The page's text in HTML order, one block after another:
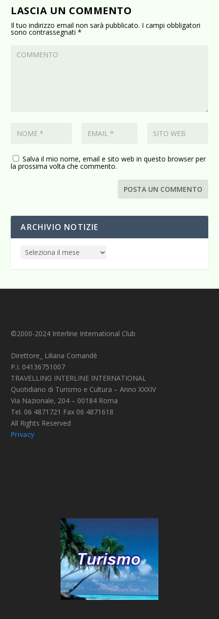
LASCIA UN COMMENTO
Il tuo indirizzo email non sarà pubblicato. I campi obbligatori
sono contrassegnati*
Salva il mio nome, email e sito web in questo browser per
la prossima volta che commento.
ARCHIVIO NOTIZIE
©2000-2024 Interline International Club
Direttore_ Liliana Comandè
P.I. 04136751007
TRAVELLING INTERLINE INTERNATIONAL
Quotidiano di Turismo e Cultura – Anno XXXIV
Via Nazionale, 204 – 00184 Roma
Tel. 06 4871721 Fax 06 4871618
All Rights Reserved
Privacy